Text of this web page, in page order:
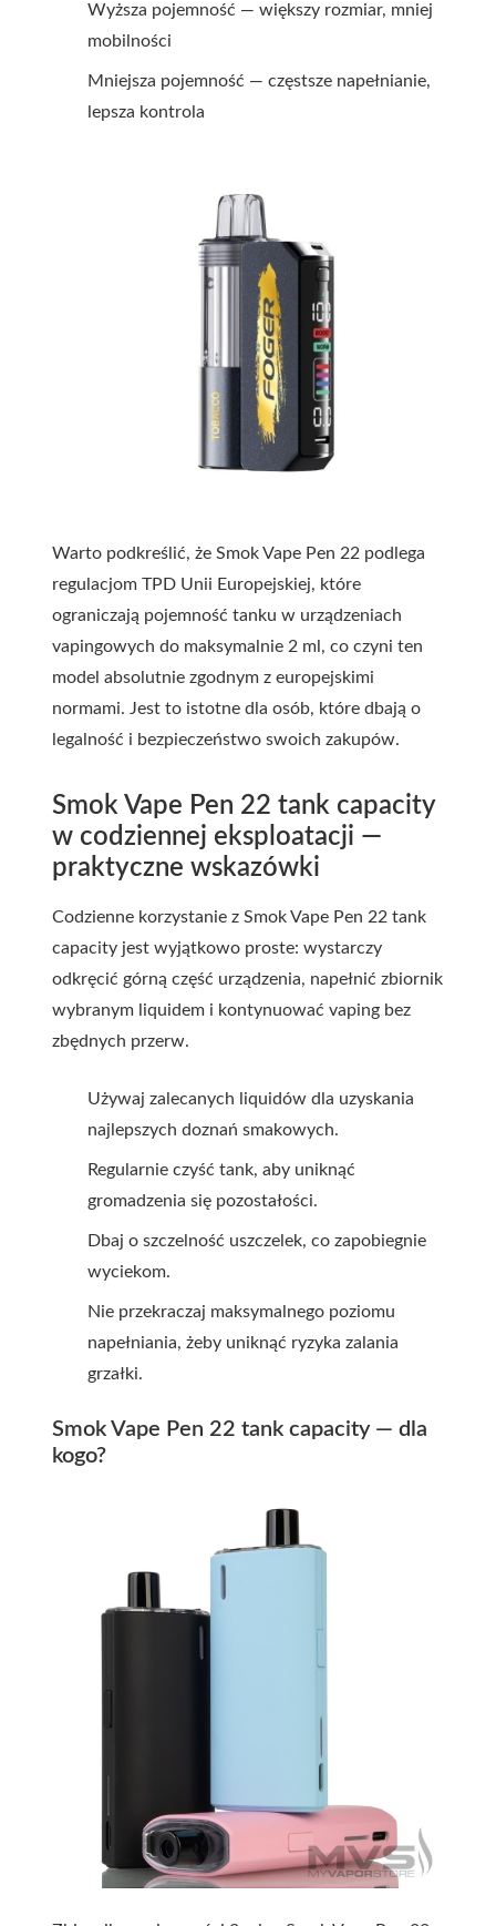
Wyższa pojemność — większy rozmiar, mniej
mobilności
Mniejsza pojemność — częstsze napełnianie,
lepsza kontrola
Warto podkreślić, że Smok Vape Pen 22 podlega
regulacjom TPD Unii Europejskiej, które
ograniczają pojemność tanku w urządzeniach
vapingowych do maksymalnie 2 ml, co czyni ten
model absolutnie zgodnym z europejskimi
normami. Jest to istotne dla osób, które dbają o
legalność i bezpieczeństwo swoich zakupów.
Smok Vape Pen 22 tank capacity
w codziennej eksploatacji —
praktyczne wskazówki
Codzienne korzystanie z Smok Vape Pen 22 tank
capacity jest wyjątkowo proste: wystarczy
odkręcić górną część urządzenia, napełnić zbiornik
wybranym liquidem i kontynuować vaping bez
zbędnych przerw.
Używaj zalecanych liquidów dla uzyskania
najlepszych doznań smakowych.
Regularnie czyść tank, aby uniknąć
gromadzenia się pozostałości.
Dbaj o szczelność uszczelek, co zapobiegnie
wyciekom.
Nie przekraczaj maksymalnego poziomu
napełniania, żeby uniknąć ryzyka zalania
grzałki.
Smok Vape Pen 22 tank capacity — dla
kogo?